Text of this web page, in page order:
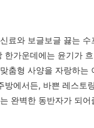
료와 보글보글 끓는
한가운데에는 윤기가
춤형 사양을 자랑하는
방에서든, 바쁜 레스토
완벽한 동반자가 되어